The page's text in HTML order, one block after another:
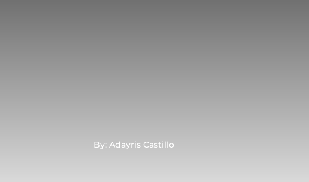
By: Adayris Castillo